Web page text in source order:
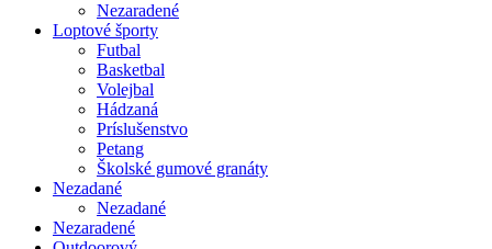
Nezaradené
Loptové športy
Futbal
Basketbal
Volejbal
Hádzaná
Príslušenstvo
Petang
Školské gumové granáty
Nezadané
Nezadané
Nezaradené